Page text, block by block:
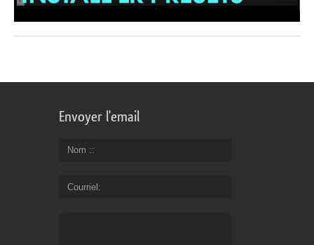
Envoyer l'email
Nom :
Courriel